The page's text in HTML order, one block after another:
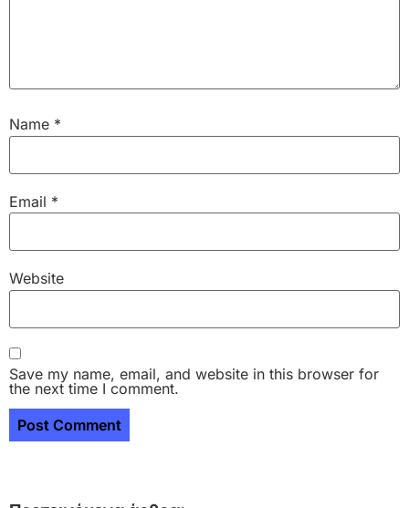
Name *
Email *
Website
Save my name, email, and website in this browser for
the next time I comment.